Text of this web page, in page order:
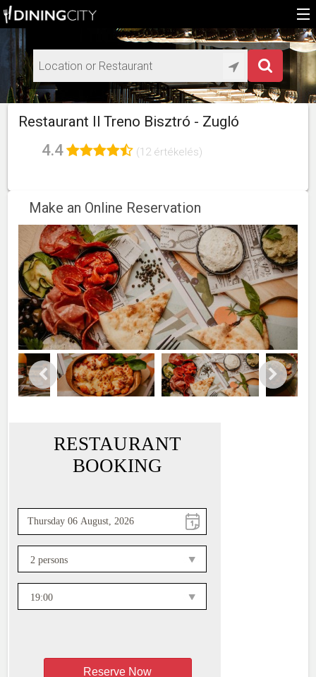
Home
Add restaurant
HU
Restaurant Il Treno Bisztró - Zugló
4.4 (12 értékelés)
Make an Online Reservation